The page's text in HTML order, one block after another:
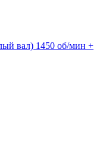
вал) 1450 об/мин +